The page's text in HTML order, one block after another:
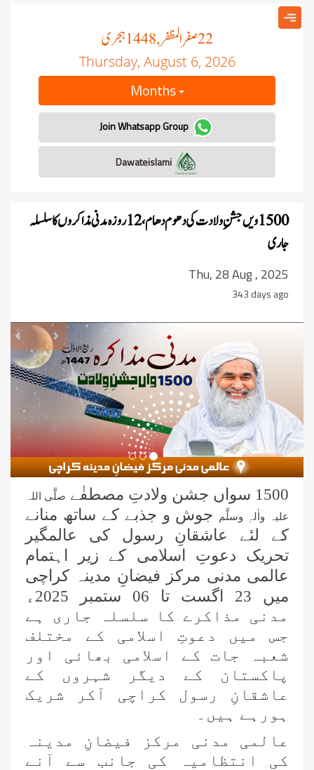
22صفر المظفر, 1448 ہجری
Thursday, August 6, 2026
Months
Join Whatsapp Group
1500 ویں جشنِ ولادت کی دھوم دھام، 12 روزہ مدنی مذاکروں کا سلسلہ
جاری
Thu, 28 Aug , 2025
343 days ago
Next
1500 سواں جشن ولادتِ مصطفٰے
صلَّی اللہ
علیہ واٰلہٖ وسلَّم
جوش و جذبے کے ساتھ منانے
کے لئے عاشقانِ رسول کی عالمگیر
تحریک دعوتِ اسلامی کے زیر اہتمام
عالمی مدنی مرکز فیضانِ مدینہ کراچی
میں
23 اگست تا 06 ستمبر 2025ء
مدنی مذاکرے کا سلسلہ جاری ہے
جس میں دعوتِ اسلامی کے مختلف
شعبہ جات کے اسلامی بھائی اور
پاکستان کے دیگر شہروں کے
عاشقانِ رسول
کراچی آکر شریک
ہورہے ہیں۔
عالمی مدنی مرکز فیضانِ مدینہ
کی انتظامیہ کی جانب سے آنے